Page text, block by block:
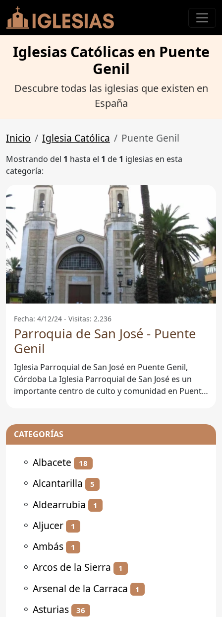
Iglesias Católicas en Puente
Genil
Descubre todas las iglesias que existen en
España
Inicio Iglesia Católica Puente Genil
Mostrando del 1 hasta el 1 de 1 iglesias en esta
categoría:
Fecha: 4/12/24 - Visitas: 2.236
Parroquia de San José - Puente
Genil
Iglesia Parroquial de San José en Puente Genil,
Córdoba La Iglesia Parroquial de San José es un
importante centro de culto y comunidad en Puente
CATEGORÍAS
⚬ Albacete 18
⚬ Alcantarilla 5
⚬ Aldearrubia 1
⚬ Aljucer 1
⚬ Ambás 1
⚬ Arcos de la Sierra 1
⚬ Arsenal de la Carraca 1
⚬ Asturias 36